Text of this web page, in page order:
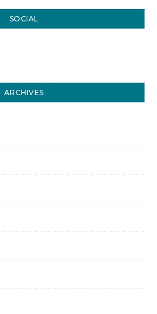
SOCIAL
sur Facebook
titval35 sur Twitter
de titval35 sur Instagram
ARCHIVES